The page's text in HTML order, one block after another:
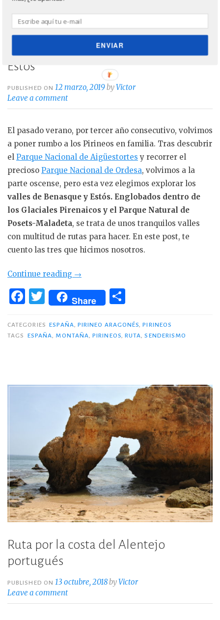
3 días en los Valles de Benasque y
Estós
PUBLISHED ON 12 marzo, 2019byVictor
Leave a comment
El pasado verano, por tercer año consecutivo, volvimos
a poner rumbo a los Pirineos en familia. Tras descubrir
el Parque Nacional de Aigüestortes y recorrer el
precioso Parque Nacional de Ordesa, volvimos a la
parte oscense, pero esta vez elegimos explorar los
valles de Benasque y Estós. Englobados dentro de
los Glaciales Pirenaicos y el Parque Natural de
Posets-Maladeta, se trata de unos tranquilos valles
con multitud de rutas para hacer. En este post, te
cuento las tres que hicimos nosotros.
Continue reading «3
en
Valles
de
→
F
c
e
o
T
w
it
te
Share
m
p
r
CATEGORIES ESPAÑA, PIRINEO ARAGONÉS,PIRINEOS
TAGS
ESPAÑA, MONTAÑA,PIRINEOS, RUTA,SENDERISMO
Ruta por la costa del Alentejo
portugués
PUBLISHED ON 13 octubre, 2018byVictor
Leave a comment
ENVIAR